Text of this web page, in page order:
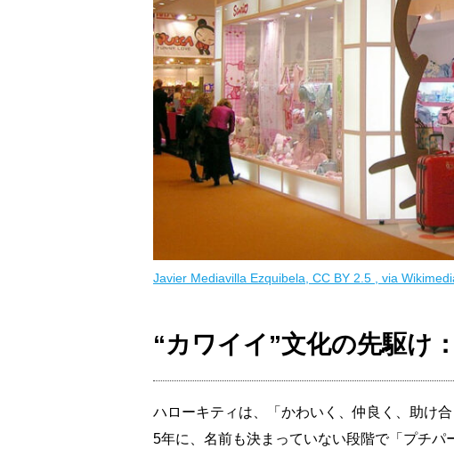
Javier Mediavilla Ezquibela, CC BY 2.5 , via
“カワイイ”文化の先駆け
ハローキティは、「かわいく、仲良く、助け
5年に、名前も決まっていない段階で「プチ